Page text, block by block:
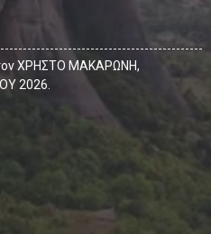
ΧΡΗΣΤΟ ΜΑΚΑΡΩΝΗ,
2026.